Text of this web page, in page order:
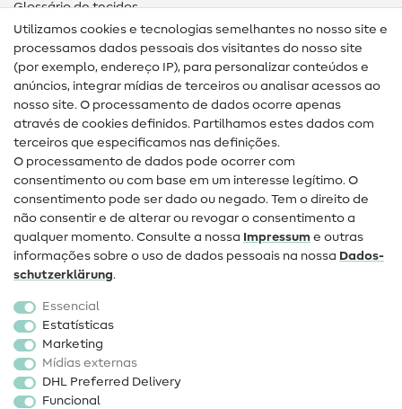
Glossário de tecidos
Guias de costura
Ajuda e contacto
Contacto
Mudança de proprietário
Perguntas frequentes (FAQ)
Direito de cancelamento
Popular
Tecidos
Acessórios de costura
Promoção
Utilizamos cookies e tecnologias semelhantes no nosso site e
processamos dados pessoais dos visitantes do nosso site
(por exemplo, endereço IP), para personalizar conteúdos e
anúncios, integrar mídias de terceiros ou analisar acessos ao
nosso site. O processamento de dados ocorre apenas
através de cookies definidos. Partilhamos estes dados com
terceiros que especificamos nas definições.
O processamento de dados pode ocorrer com
consentimento ou com base em um interesse legítimo. O
consentimento pode ser dado ou negado. Tem o direito de
não consentir e de alterar ou revogar o consentimento a
qualquer momento. Consulte a nossa Impressum e outras
informações sobre o uso de dados pessoais na nossa Dados­
schutz­erklärung.
Essencial
Estatísticas
Marketing
Mídias externas
DHL Preferred Delivery
Funcional